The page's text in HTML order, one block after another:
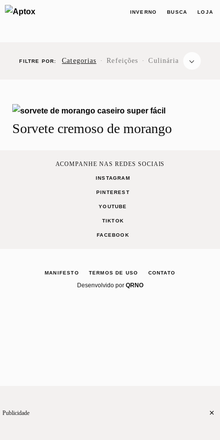
INVERNO BUSCA LOJA
FILTRE POR: Categorias · Refeições · Culinária ⌵
AVES
BEBIDA
BEBIDA
BISCOITO
Sorvete cremoso de morango
ACOMPANHE NAS REDES SOCIAIS
INSTAGRAM
PINTEREST
YOUTUBE
TIKTOK
FACEBOOK
MANIFESTO TERMOS DE USO CONTATO
Desenvolvido por QRNO
Publicidade ×